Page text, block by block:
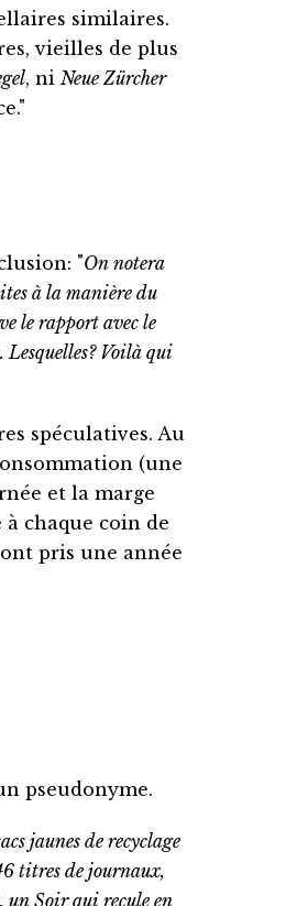
similaires.
vieilles de plus
, ni Neue Zürcher
"On notera
à la manière du
le rapport avec le
Lesquelles? Voilà qui
spéculatives. Au
(une
et la marge
chaque coin de
pris une année
pseudonyme.
jaunes de recyclage
titres de journaux,
un Soir qui recule en